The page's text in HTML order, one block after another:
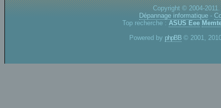
Copyright © 2004-
Dépannage informatique -
Top recherche : ASUS Eee
Powered by phpBB © 2001,